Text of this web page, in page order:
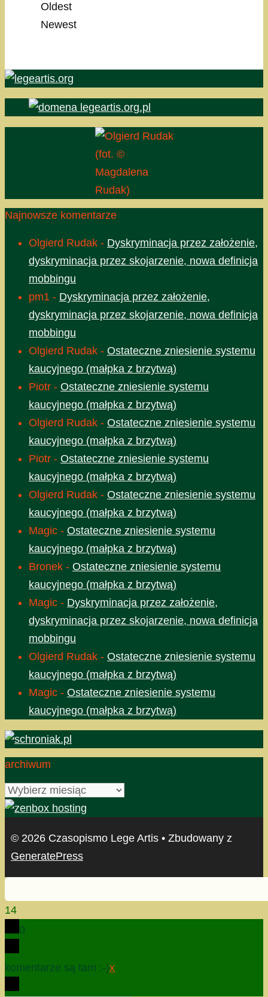
Oldest
Newest
(fot. ©
Magdalena
Rudak)
Najnowsze komentarze
Olgierd Rudak - Dyskryminacja przez założenie,
dyskryminacja przez skojarzenie, nowa definicja
mobbingu
pm1 - Dyskryminacja przez założenie,
dyskryminacja przez skojarzenie, nowa definicja
mobbingu
Olgierd Rudak - Ostateczne zniesienie systemu
kaucyjnego (małpka z brzytwą)
Piotr - Ostateczne zniesienie systemu
kaucyjnego (małpka z brzytwą)
Olgierd Rudak - Ostateczne zniesienie systemu
kaucyjnego (małpka z brzytwą)
Piotr - Ostateczne zniesienie systemu
kaucyjnego (małpka z brzytwą)
Olgierd Rudak - Ostateczne zniesienie systemu
kaucyjnego (małpka z brzytwą)
Magic - Ostateczne zniesienie systemu
kaucyjnego (małpka z brzytwą)
Bronek - Ostateczne zniesienie systemu
kaucyjnego (małpka z brzytwą)
Magic - Dyskryminacja przez założenie,
dyskryminacja przez skojarzenie, nowa definicja
mobbingu
Olgierd Rudak - Ostateczne zniesienie systemu
kaucyjnego (małpka z brzytwą)
Magic - Ostateczne zniesienie systemu
kaucyjnego (małpka z brzytwą)
archiwum
archiwum
© 2026 Czasopismo Lege Artis • Zbudowany z
GeneratePress
14
0
komentarze są tam :-)x